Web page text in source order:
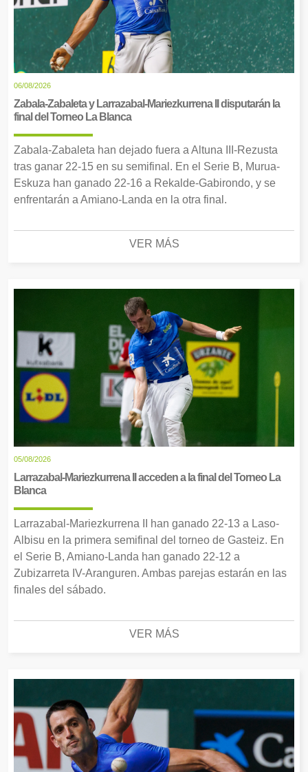
06/08/2026
Zabala-Zabaleta y Larrazabal-Mariezkurrena II disputarán la
final del Torneo La Blanca
Zabala-Zabaleta han dejado fuera a Altuna III-Rezusta
tras ganar 22-15 en su semifinal. En el Serie B, Murua-
Eskuza han ganado 22-16 a Rekalde-Gabirondo, y se
enfrentarán a Amiano-Landa en la otra final.
VER MÁS
05/08/2026
Larrazabal-Mariezkurrena II acceden a la final del Torneo La
Blanca
Larrazabal-Mariezkurrena II han ganado 22-13 a Laso-
Albisu en la primera semifinal del torneo de Gasteiz. En
el Serie B, Amiano-Landa han ganado 22-12 a
Zubizarreta IV-Aranguren. Ambas parejas estarán en las
finales del sábado.
VER MÁS